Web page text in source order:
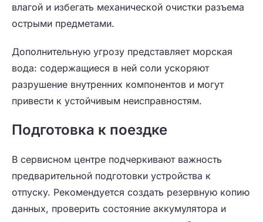
влагой и избегать механической очистки разъема
острыми предметами.
Дополнительную угрозу представляет морская
вода: содержащиеся в ней соли ускоряют
разрушение внутренних компонентов и могут
привести к устойчивым неисправностям.
Подготовка к поездке
В сервисном центре подчеркивают важность
предварительной подготовки устройства к
отпуску. Рекомендуется создать резервную копию
данных, проверить состояние аккумулятора и